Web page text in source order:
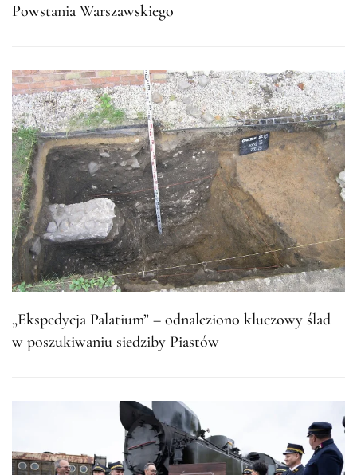
Powstania Warszawskiego
„Ekspedycja Palatium” – odnaleziono kluczowy ślad
w poszukiwaniu siedziby Piastów